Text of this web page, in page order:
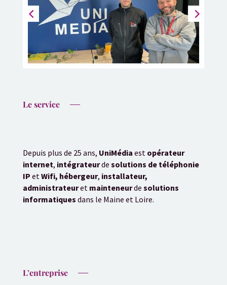
Le service
Depuis plus de 25 ans, UniMédia est opérateur
internet, intégrateurde solutions de téléphonie
IP et Wifi, hébergeur, installateur,
administrateuret mainteneurde solutions
informatiques dans le Maine et Loire.
L’entreprise